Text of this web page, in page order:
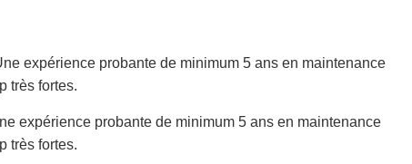
expérience probante de minimum 5 ans en maintenance
très fortes.
expérience probante de minimum 5 ans en maintenance
très fortes.